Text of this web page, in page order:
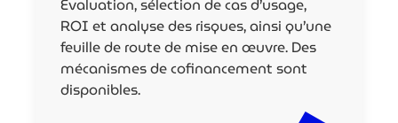
Évaluation, sélection de cas d’usage,
ROI et analyse des risques, ainsi qu’une
feuille de route de mise en œuvre. Des
mécanismes de cofinancement sont
disponibles.